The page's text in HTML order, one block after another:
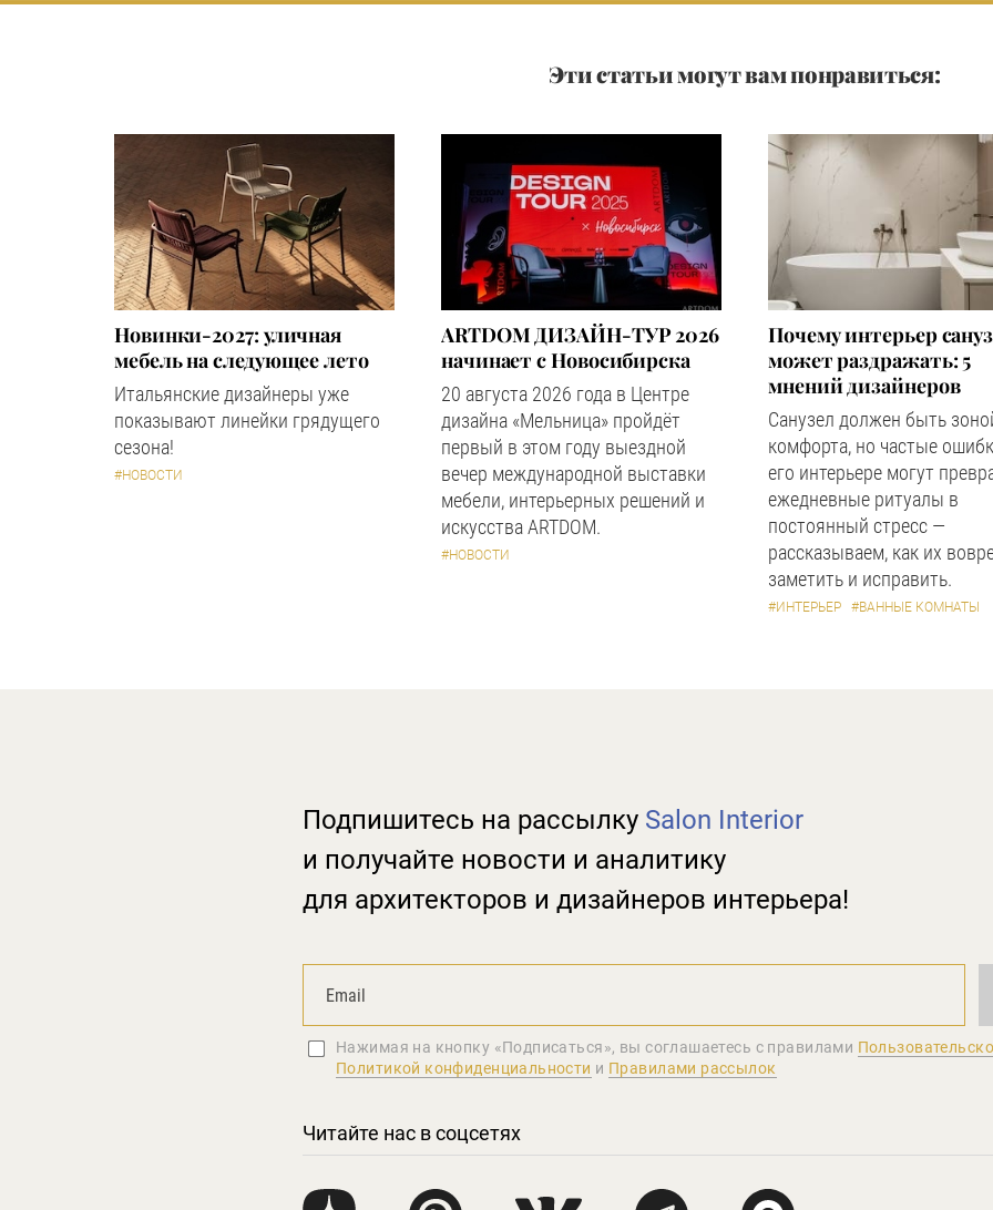
Эти статьи могут вам понравиться:
Новинки-2027: уличная
мебель на следующее лето
Итальянские дизайнеры уже
показывают линейки грядущего
сезона!
#НОВОСТИ
ARTDOM ДИЗАЙН-ТУР 2026
начинает с Новосибирска
20 августа 2026 года в Центре
дизайна «Мельница» пройдёт
первый в этом году выездной
вечер международной выставки
мебели, интерьерных решений и
искусства ARTDOM.
#НОВОСТИ
Почему интерьер
может раздражать: 5
мнений дизайнеров
Санузел должен быть
комфорта, но частые
его интерьере могут
ежедневные ритуалы в
постоянный стресс —
рассказываем, как их
заметить и исправить.
#ИНТЕРЬЕР #ВАННЫЕ КОМНАТЫ
Подпишитесь на рассылку Salon Interior
и получайте новости и аналитику
для архитекторов и дизайнеров интерьера!
Нажимая на кнопку «Подписаться», вы соглашаетеcь с правилами
Политикой конфиденциальности и Правилами рассылок
Читайте нас в соцсетях